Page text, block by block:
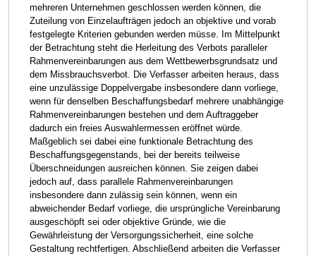
mehreren Unternehmen geschlossen werden können, die
Zuteilung von Einzelaufträgen jedoch an objektive und vorab
festgelegte Kriterien gebunden werden müsse. Im Mittelpunkt
der Betrachtung steht die Herleitung des Verbots paralleler
Rahmenvereinbarungen aus dem Wettbewerbsgrundsatz und
dem Missbrauchsverbot. Die Verfasser arbeiten heraus, dass
eine unzulässige Doppelvergabe insbesondere dann vorliege,
wenn für denselben Beschaffungsbedarf mehrere unabhängige
Rahmenvereinbarungen bestehen und dem Auftraggeber
dadurch ein freies Auswahlermessen eröffnet würde.
Maßgeblich sei dabei eine funktionale Betrachtung des
Beschaffungsgegenstands, bei der bereits teilweise
Überschneidungen ausreichen können. Sie zeigen dabei
jedoch auf, dass parallele Rahmenvereinbarungen
insbesondere dann zulässig sein können, wenn ein
abweichender Bedarf vorliege, die ursprüngliche Vereinbarung
ausgeschöpft sei oder objektive Gründe, wie die
Gewährleistung der Versorgungssicherheit, eine solche
Gestaltung rechtfertigen. Abschließend arbeiten die Verfasser